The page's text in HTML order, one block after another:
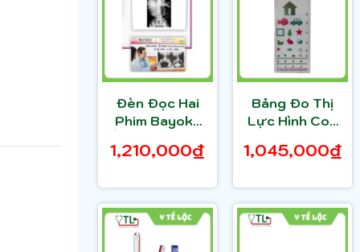
Đèn Đọc Hai
Phim Bayoka
X- QUANG, CT,
1,210,000₫
Bảng Đo Thị
Lực Hình Con
ánh sáng led
1,045,000₫